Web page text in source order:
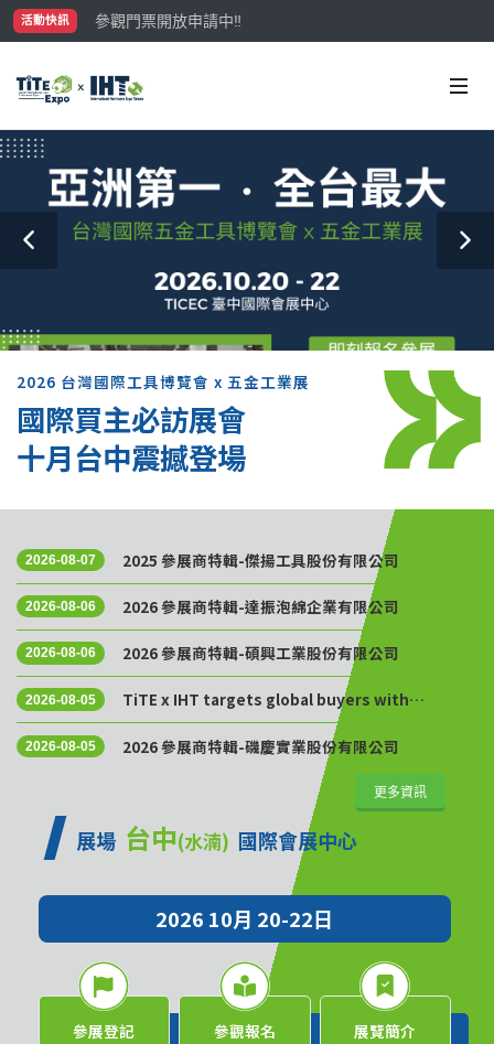
活動快訊
參觀門票開放申請中‼️
最大規模台灣五金展TiTE x IHT，2026/10/20-22與您在臺
2026 台灣國際工具博覽會 x 五金工業展
國際買主必訪展會
十月台中震撼登場
2026-08-07 2025 參展商特輯-傑揚工具股份有限公司
2026-08-06 2026 參展商特輯-達振泡綿企業有限公司
2026-08-06 2026 參展商特輯-碩興工業股份有限公司
2026-08-05
TiTE x IHT targets global buyers with
Golden Sourcing Week
2026-08-05 2026 參展商特輯-磯慶實業股份有限公司
更多資訊
展場 台中(水湳) 國際會展中心
2026 10月 20-22日
參展登記 參觀報名 展覽簡介